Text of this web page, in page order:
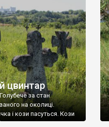
цвинтар
за стан
на околиці.
і кози пасуться. Кози
для старих кладовищ,